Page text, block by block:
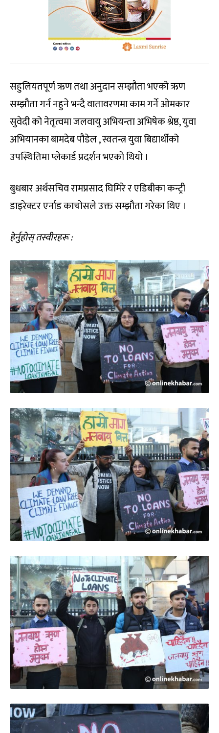
सहुलियतपूर्ण ऋण तथा अनुदान सम्झौता भएको ऋण
सम्झौता गर्न नहुने भन्दै वातावरणमा काम गर्ने ओमकार
सुवेदी को नेतृत्वमा जलवायु अभियन्ता अभिषेक श्रेष्ठ, युवा
अभियानका बामदेब पौडेल , स्वतन्त्र युवा बिद्यार्थीको
उपस्थितिमा प्लेकार्ड प्रदर्शन भएको थियो ।
बुधबार अर्थसचिव रामप्रसाद घिमिरे र एडिबीका कन्ट्री
डाइरेक्टर एर्नाड काचोसले उक्त सम्झौता गरेका थिए ।
हेर्नुहोस् तस्वीरहरू :